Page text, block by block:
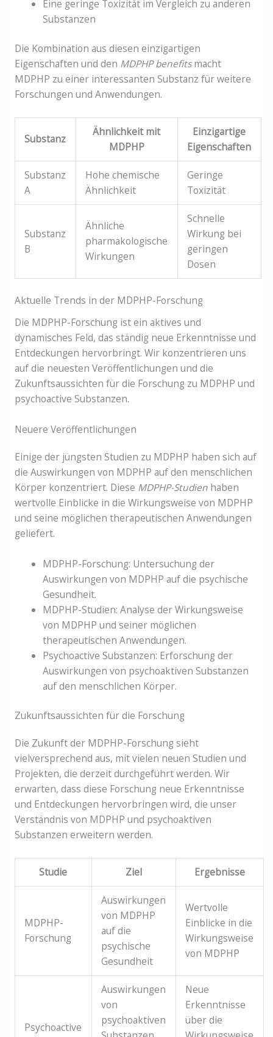
Eine geringe Toxizität im Vergleich zu anderen
Substanzen
Die Kombination aus diesen einzigartigen
Eigenschaften und den MDPHP benefitsmacht
MDPHP zu einer interessanten Substanz für weitere
Forschungen und Anwendungen.
Substanz
Ähnlichkeit mit
MDPHP
Einzigartige
Eigenschaften
Substanz
A
Hohe chemische
Ähnlichkeit
Geringe
Toxizität
Substanz
B
Ähnliche
pharmakologische
Wirkungen
Schnelle
Wirkung bei
geringen
Dosen
Aktuelle Trends in der MDPHP-Forschung
Die MDPHP-Forschung ist ein aktives und
dynamisches Feld, das ständig neue Erkenntnisse und
Entdeckungen hervorbringt. Wir konzentrieren uns
auf die neuesten Veröffentlichungen und die
Zukunftsaussichten für die Forschung zu MDPHP und
psychoactive Substanzen.
Neuere Veröffentlichungen
Einige der jüngsten Studien zu MDPHP haben sich auf
die Auswirkungen von MDPHP auf den menschlichen
Körper konzentriert. Diese MDPHP-Studienhaben
wertvolle Einblicke in die Wirkungsweise von MDPHP
und seine möglichen therapeutischen Anwendungen
geliefert.
MDPHP-Forschung: Untersuchung der
Auswirkungen von MDPHP auf die psychische
Gesundheit.
MDPHP-Studien: Analyse der Wirkungsweise
von MDPHP und seiner möglichen
therapeutischen Anwendungen.
Psychoactive Substanzen: Erforschung der
Auswirkungen von psychoaktiven Substanzen
auf den menschlichen Körper.
Zukunftsaussichten für die Forschung
Die Zukunft der MDPHP-Forschung sieht
vielversprechend aus, mit vielen neuen Studien und
Projekten, die derzeit durchgeführt werden. Wir
erwarten, dass diese Forschung neue Erkenntnisse
und Entdeckungen hervorbringen wird, die unser
Verständnis von MDPHP und psychoaktiven
Substanzen erweitern werden.
Studie Ziel Ergebnisse
MDPHP-
Forschung
Auswirkungen
von MDPHP
auf die
psychische
Gesundheit
Wertvolle
Einblicke in die
Wirkungsweise
von MDPHP
Psychoactive
Auswirkungen
von
psychoaktiven
Neue
Erkenntnisse
über die